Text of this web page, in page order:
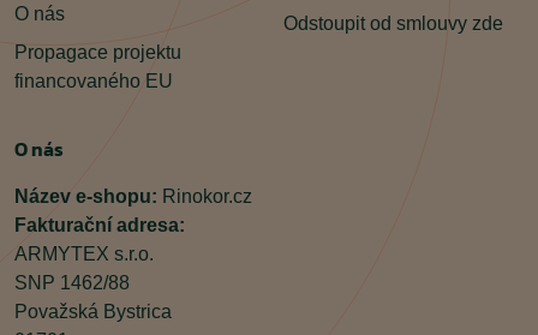
O nás
Propagace projektu
financovaného EU
Odstoupit od smlouvy zde
O nás
Název e-shopu: Rinokor.cz
Fakturační adresa:
ARMYTEX s.r.o.
SNP 1462/88
Považská Bystrica